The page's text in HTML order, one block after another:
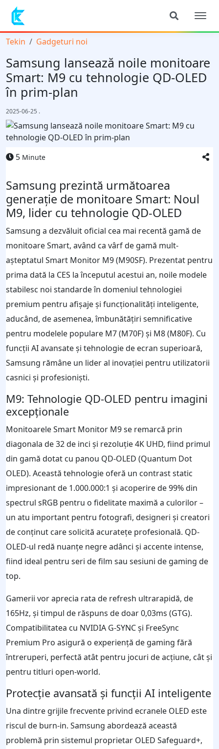
Tekin Gadgeturi noi
Samsung lansează noile monitoare
Smart: M9 cu tehnologie QD-OLED
în prim-plan
2025-06-25 .
5 Minute
Samsung prezintă următoarea
generație de monitoare Smart: Noul
M9, lider cu tehnologie QD-OLED
Samsung a dezvăluit oficial cea mai recentă gamă de
monitoare Smart, având ca vârf de gamă mult-
așteptatul Smart Monitor M9 (M90SF). Prezentat pentru
prima dată la CES la începutul acestui an, noile modele
stabilesc noi standarde în domeniul tehnologiei
premium pentru afișaje și funcționalități inteligente,
aducând, de asemenea, îmbunătățiri semnificative
pentru modelele populare M7 (M70F) și M8 (M80F). Cu
funcții AI avansate și tehnologie de ecran superioară,
Samsung rămâne un lider al inovației pentru utilizatorii
casnici și profesioniști.
M9: Tehnologie QD-OLED pentru imagini
excepționale
Monitoarele Smart Monitor M9 se remarcă prin
diagonala de 32 de inci și rezoluție 4K UHD, fiind primul
din gamă dotat cu panou QD-OLED (Quantum Dot
OLED). Această tehnologie oferă un contrast static
impresionant de 1.000.000:1 și acoperire de 99% din
spectrul sRGB pentru o fidelitate maximă a culorilor –
un atu important pentru fotografi, designeri și creatori
de conținut care solicită acuratețe profesională. QD-
OLED-ul redă nuanțe negre adânci și accente intense,
fiind ideal pentru seri de film sau sesiuni de gaming de
top.
Gamerii vor aprecia rata de refresh ultrarapidă, de
165Hz, și timpul de răspuns de doar 0,03ms (GTG).
Compatibilitatea cu NVIDIA G-SYNC și FreeSync
Premium Pro asigură o experiență de gaming fără
întreruperi, perfectă atât pentru jocuri de acțiune, cât și
pentru titluri open-world.
Protecție avansată și funcții AI inteligente
Una dintre grijile frecvente privind ecranele OLED este
riscul de burn-in. Samsung abordează această
problemă prin sistemul proprietar OLED Safeguard+,